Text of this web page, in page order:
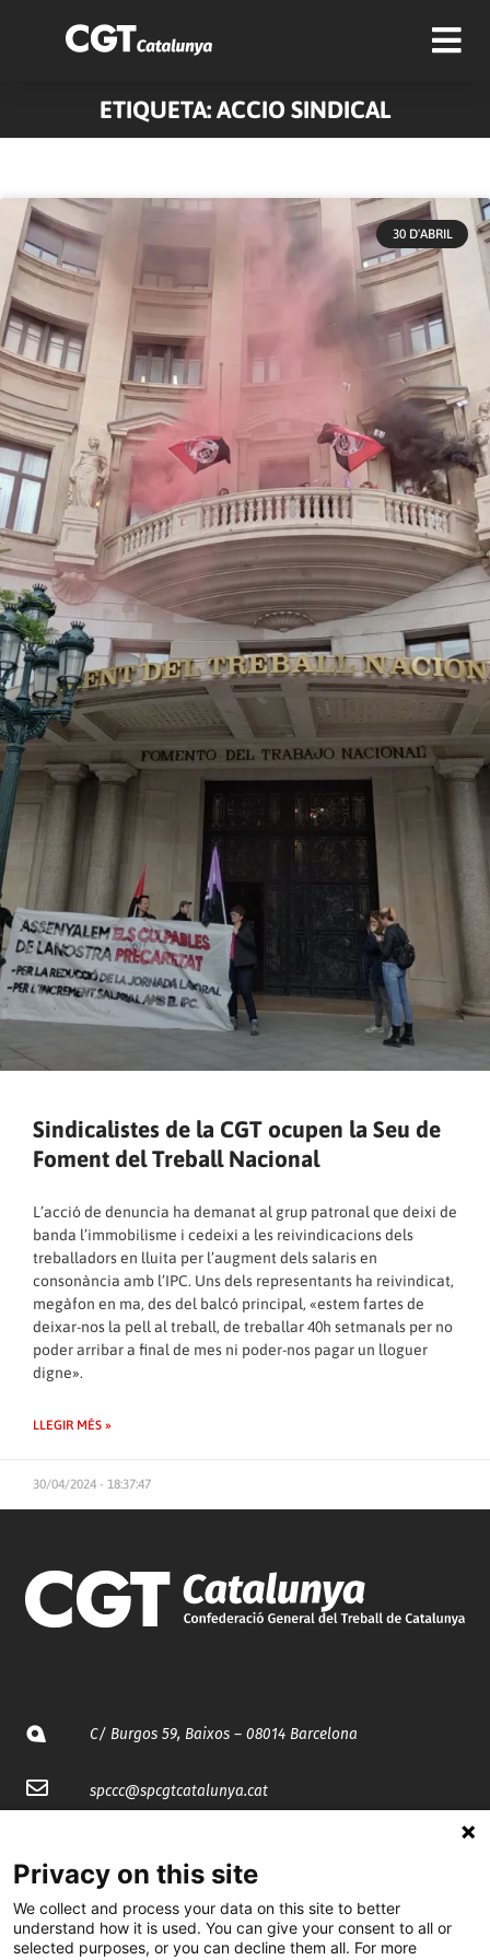
ETIQUETA: ACCIO SINDICAL
30 D'ABRIL
Sindicalistes de la CGT ocupen la Seu de
Foment del Treball Nacional
L’acció de denuncia ha demanat al grup patronal que deixi de
banda l’immobilisme i cedeixi a les reivindicacions dels
treballadors en lluita per l’augment dels salaris en
consonància amb l’IPC. Uns dels representants ha reivindicat,
megàfon en ma, des del balcó principal, «estem fartes de
deixar-nos la pell al treball, de treballar 40h setmanals per no
poder arribar a final de mes ni poder-nos pagar un lloguer
digne».
LLEGIR MÉS »
30/04/2024 - 18:37:47
C/ Burgos 59, Baixos – 08014 Barcelona
spccc@spcgtcatalunya.cat
@CGTCatalunya
cgtcatalunya
Privacy on this site
We collect and process your data on this site to better
understand how it is used. You can give your consent to all or
selected purposes, or you can decline them all. For more